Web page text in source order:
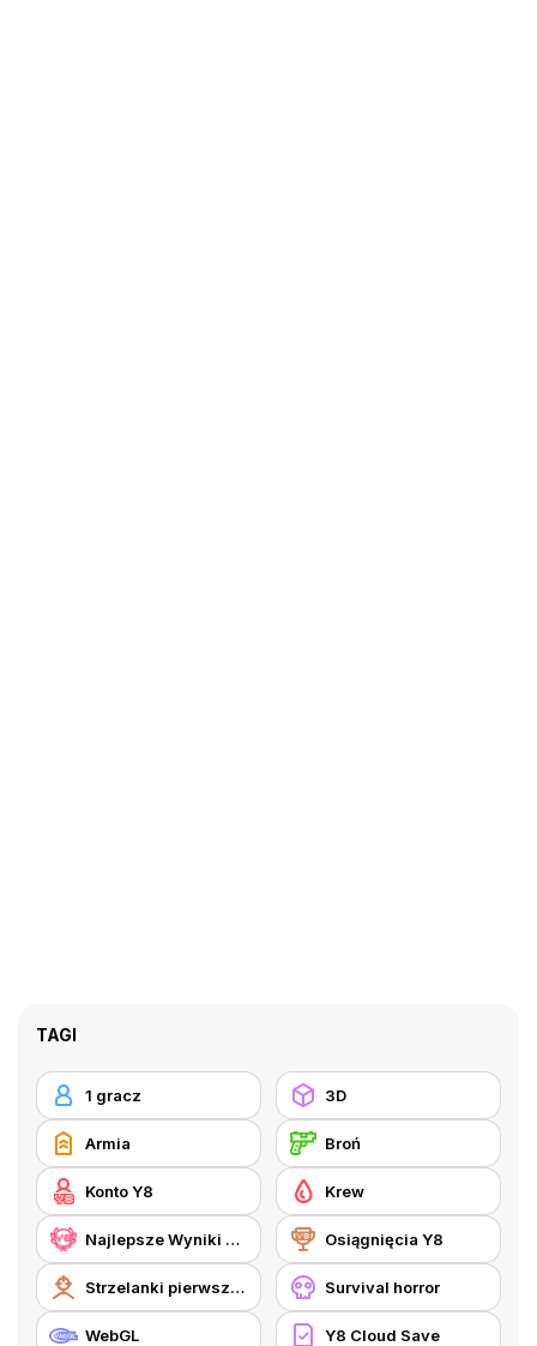
TAGI
1 gracz 3D
Armia Broń
Konto Y8 Krew
Najlepsze Wyniki Y8 Osiągnięcia Y8
Strzelanki pierwszoosobowe Survival horror
WebGL Y8 Cloud Save